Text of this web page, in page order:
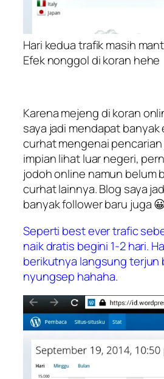
Hari kedua trafik masih
Efek nonggol di koran hehe
Karena mejeng di koran
saya jadi mendapat banyak
curhat mengenai
impian lihat luar negeri,
jodoh online namun belum
curhat lainnya. Blog saya
banyak follower baru juga
Seperti best ever trafic
naik dratis begini 1-2 hari.
berikutnya langsung terjun
nyungsep hahaha.